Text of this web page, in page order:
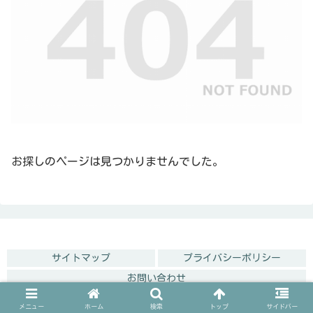
お探しのページは見つかりませんでした。
サイトマップ プライバシーポリシー
お問い合わせ
© 2020 専業主婦の暇つぶし.
メニュー ホーム 検索 トップ サイドバー